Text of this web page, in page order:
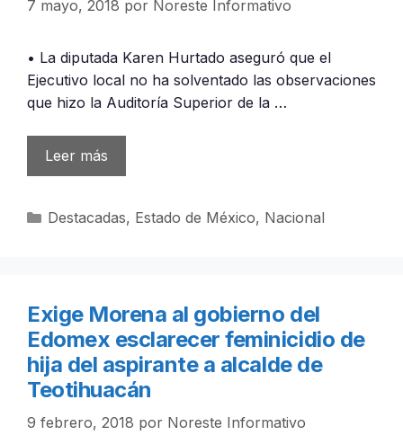
7 mayo, 2018 por Noreste Informativo
• La diputada Karen Hurtado aseguró que el
Ejecutivo local no ha solventado las observaciones
que hizo la Auditoría Superior de la …
Leer más
Categorías
Destacadas, Estado de México, Nacional
Exige Morena al gobierno del
Edomex esclarecer feminicidio de
hija del aspirante a alcalde de
Teotihuacán
9 febrero, 2018 por Noreste Informativo